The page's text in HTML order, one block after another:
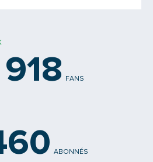
FANS
ABONNÉS